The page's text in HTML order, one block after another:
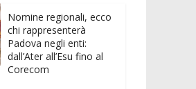
Nomine regionali, ecco
chi rappresenterà
Padova negli enti:
dall’Ater all’Esu fino al
Corecom